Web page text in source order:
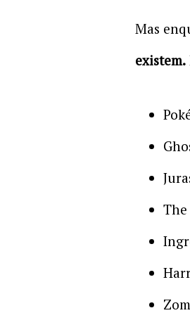
Mas
existem.